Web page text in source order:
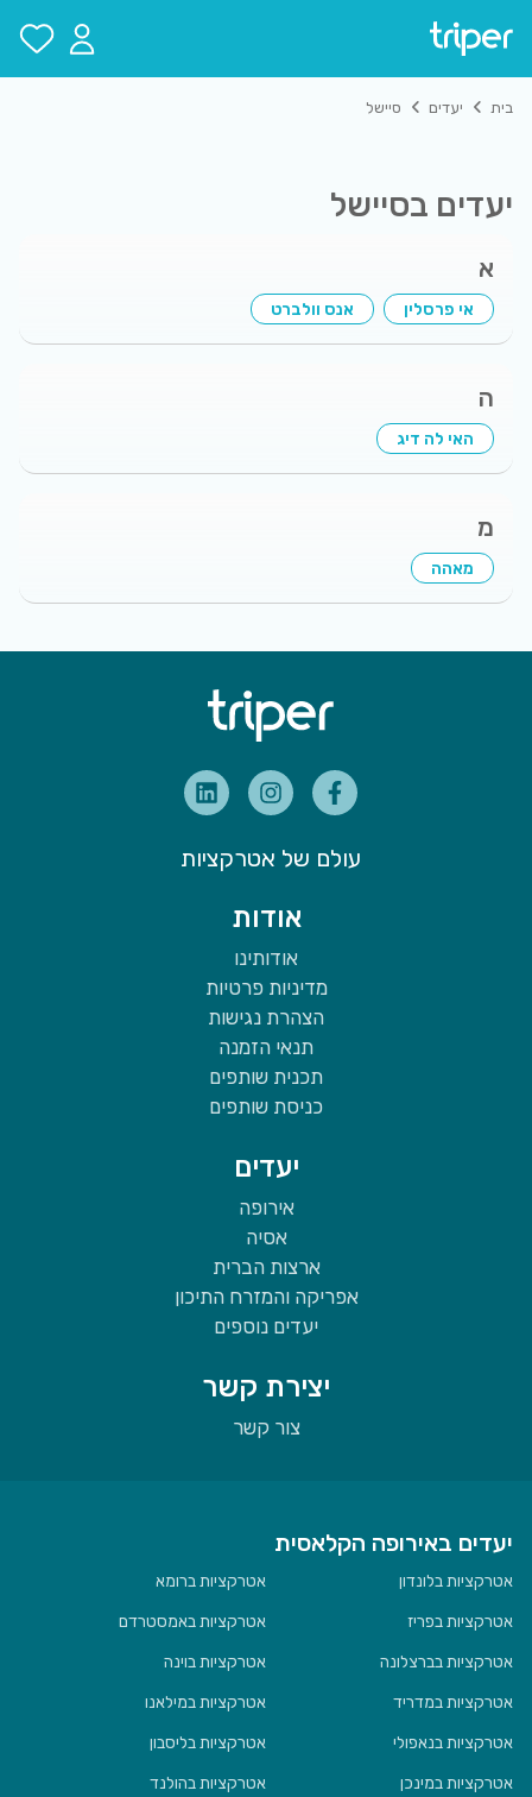
בית יעדים סיישל
יעדים בסיישל
א
אי פרסלין אנס וולברט
ה
האי לה דיג
מ
מאהה
עולם של אטרקציות
אודות
אודותינו
מדיניות פרטיות
הצהרת נגישות
תנאי הזמנה
תכנית שותפים
כניסת שותפים
יעדים
אירופה
אסיה
ארצות הברית
אפריקה והמזרח התיכון
יעדים נוספים
יצירת קשר
צור קשר
יעדים באירופה הקלאסית
אטרקציות בלונדון
אטרקציות ברומא
אטרקציות בפריז
אטרקציות באמסטרדם
אטרקציות בברצלונה
אטרקציות בוינה
אטרקציות במדריד
אטרקציות במילאנו
אטרקציות בנאפולי
אטרקציות בליסבון
אטרקציות במינכן
אטרקציות בהולנד